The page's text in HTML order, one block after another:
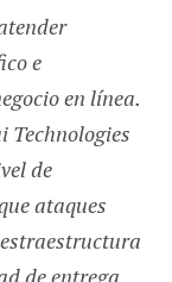
e
en línea.
de
ataques
de entrega